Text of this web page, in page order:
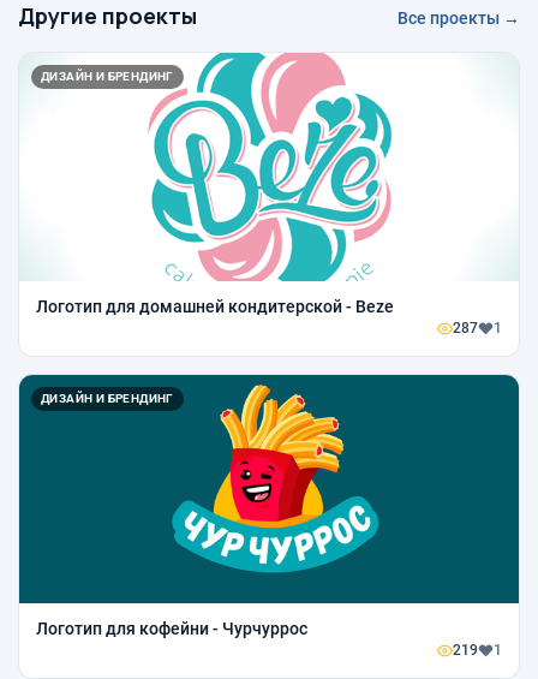
Другие проекты Все проекты →
ДИЗАЙН И БРЕНДИНГ
Логотип для домашней кондитерской - Beze
287 1
ДИЗАЙН И БРЕНДИНГ
Логотип для кофейни - Чурчуррос
219 1